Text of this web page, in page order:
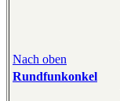
Nach oben
Rundfunkonkel